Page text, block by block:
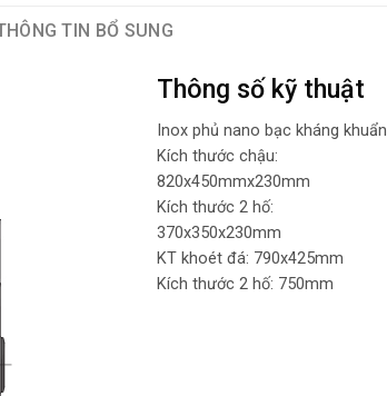
TIN BỔ SUNG
Thông số kỹ thuật
Inox phủ nano bạc kháng khuẩn
Kích thước chậu:
820x450mmx230mm
Kích thước 2 hố:
370x350x230mm
KT khoét đá: 790x425mm
Kích thước 2 hố: 750mm